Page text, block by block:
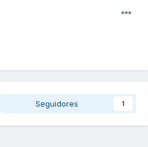
Seguidores 1